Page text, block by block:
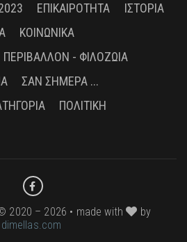
ΕΠΙΚΑΙΡΌΤΗΤΑ
ΙΣΤΟΡΊΑ
ΚΟΙΝΩΝΙΚΆ
ΠΕΡΙΒΆΛΛΟΝ - ΦΙΛΟΖΩΊΑ
ΣΑΝ ΣΉΜΕΡΑ ...
ΠΟΛΙΤΙΚΉ
2020 – 2026 • made with
by
dimellas.com